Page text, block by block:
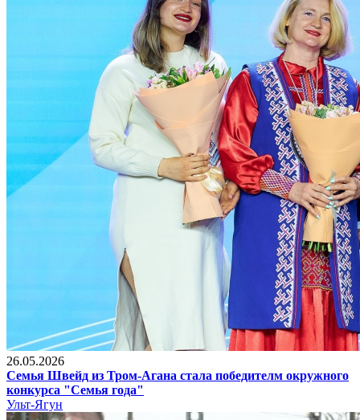
26.05.2026
Семья Швейд из Тром-Агана стала победителм окружного
конкурса "Семья года"
Ульт-Ягун